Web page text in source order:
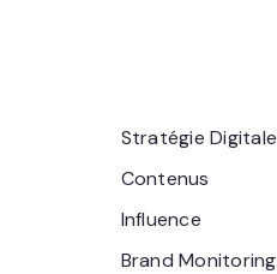
Stratégie Digitale
Contenus
Influence
Brand Monitoring